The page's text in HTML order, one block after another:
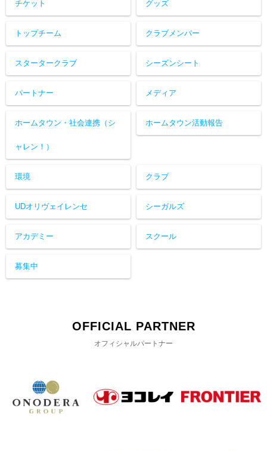
チケット グッズ
トップチーム クラブメンバー
スタータークラブ シーズンシート
パートナー メディア
ホームタウン・社会連携（シ
ャレン！）
ホームタウン活動報告
環境 クラブ
UDオリヴェイレンセ シーガルズ
アカデミー スクール
募集中
OFFICIAL PARTNER
オフィシャルパートナー